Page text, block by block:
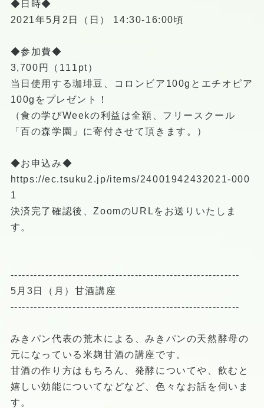
◆日時◆
2021年5月2日（日） 14:30-16:00頃
◆参加費◆
3,700円（111pt）
当日使用する珈琲豆、コロンビア100gとエチオピア
100gをプレゼント！
（食の学びWeekの利益は全額、フリースクール
「百の森学園」に寄付させて頂きます。）
◆お申込み◆
https://ec.tsuku2.jp/items/24001942432021-000
1
決済完了確認後、ZoomのURLをお送りいたしま
す。
-----------------------------------------------------------
5月3日（月）甘酒講座
-----------------------------------------------------------
みきパン代表の荒木による、みきパンの天然酵母の
元になっている米麹甘酒の講座です。
甘酒の作り方はもちろん、発酵についてや、飲むと
嬉しい効能についてなどなど、色々なお話を伺いま
す。